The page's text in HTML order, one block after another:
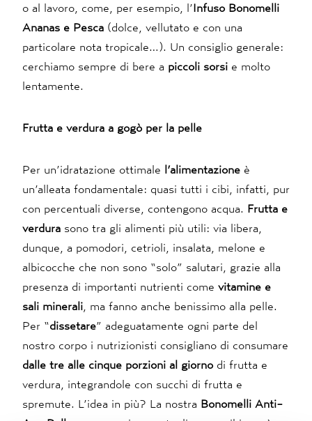
o al lavoro, come, per esempio, l’Infuso Bonomelli
Ananas e Pesca (dolce, vellutato e con una
particolare nota tropicale…). Un consiglio generale:
cerchiamo sempre di bere a piccoli sorsi e molto
lentamente.
Frutta e verdura a gogò per la pelle
Per un’idratazione ottimale l’alimentazione è
un’alleata fondamentale: quasi tutti i cibi, infatti, pur
con percentuali diverse, contengono acqua. Frutta e
verdura sono tra gli alimenti più utili: via libera,
dunque, a pomodori, cetrioli, insalata, melone e
albicocche che non sono “solo” salutari, grazie alla
presenza di importanti nutrienti come vitamine e
sali minerali , ma fanno anche benissimo alla pelle.
Per “dissetare” adeguatamente ogni parte del
nostro corpo i nutrizionisti consigliano di consumare
dalle tre alle cinque porzioni al giorno di frutta e
verdura, integrandole con succhi di frutta e
spremute. L’idea in più? La nostra Bonomelli Anti-